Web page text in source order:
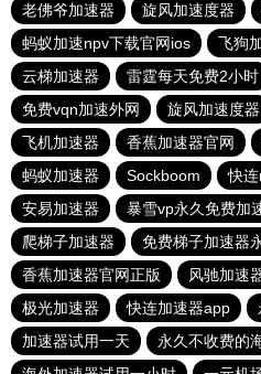
老佛爷加速器
旋风加速度器
蚂蚁加速npv下载官网ios
飞狗
云梯加速器
雷霆每天免费2小时
免费vqn加速外网
旋风加速度器
飞机加速器
香蕉加速器官网
蚂蚁加速器
Sockboom 快
安易加速器
暴雪vp永久免费加
爬梯子加速器
免费梯子加速器
香蕉加速器官网正版
风驰加速
极光加速器
快连加速器app
加速器试用一天
永久不收费的